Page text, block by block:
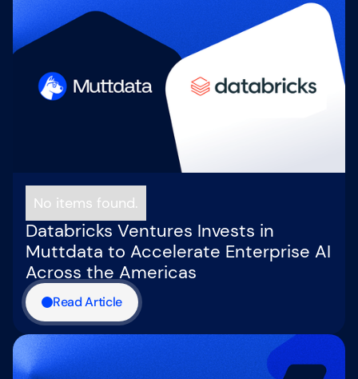
No items found.
Databricks Ventures Invests in
Muttdata to Accelerate Enterprise AI
Across the Americas
Read Article